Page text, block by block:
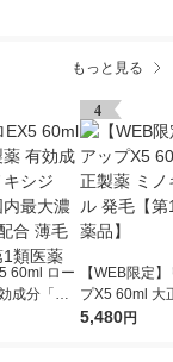
もっと見る
60ml ロー
成分「ミ
」を国内最
4
【WEB限定
プX5 60ml 大
ミノキシジル
5,480円